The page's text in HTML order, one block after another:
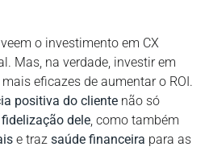
o investimento em CX
Mas, na verdade, investir em
eficazes de aumentar o ROI.
positiva do cliente não só
dele, como também
e traz saúde financeira para as